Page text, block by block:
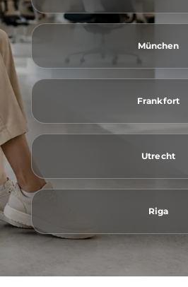
München
Frankfort
Utrecht
Riga